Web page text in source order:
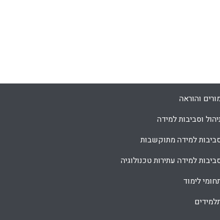
והוראה
וסביבות למידה
למידה מתוקשבות
למידה עתירות טכנולוגיה
לימוד